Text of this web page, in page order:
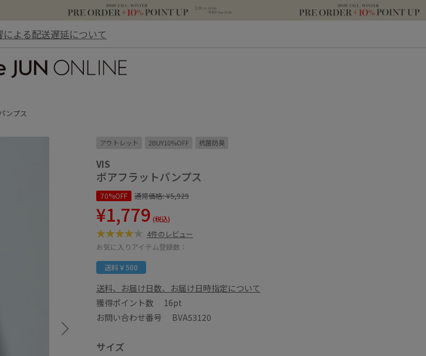
による配送遅延について
ンプス
アウトレット 2BUY10%OFF 抗菌防臭
VIS
ボアフラットパンプス
70%OFF 通常価格:¥5,929
¥1,779 (税込)
4件のレビュー
お気に入りアイテム登録数：
送料￥500
送料、お届け日数、お届け日時指定について
獲得ポイント数 16pt
お問い合わせ番号 BVA53120
サイズ